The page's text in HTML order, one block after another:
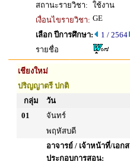
สถานะรายวิชา: ใช้งาน
เงื่อนไขรายวิชา: GE
เลือก ปีการศึกษา:
1 / 2564
รายชื่อ
เชียงใหม่
ปริญญาตรี ปกติ
กลุ่ม
วัน
01
จันทร์
พฤหัสบดี
อาจารย์ / เจ้าหน้าที่/เอก
ประกอบการสอน: